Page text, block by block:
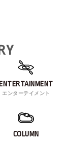
ENTERTAINMENT
エンターテイメント
COLUMN